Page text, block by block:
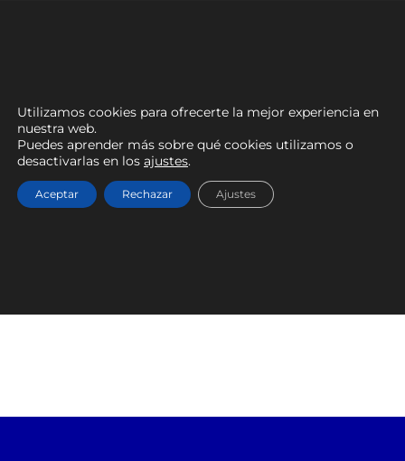
9 de septiembre de 2025
Utilizamos cookies para ofrecerte la mejor experiencia en
nuestra web.
Puedes aprender más sobre qué cookies utilizamos o
desactivarlas en los ajustes.
Aceptar Rechazar Ajustes